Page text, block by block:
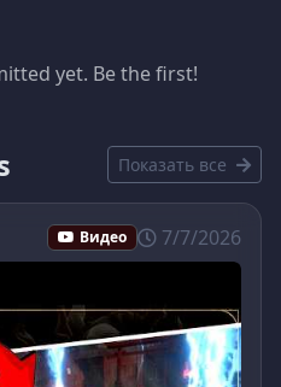
yet. Be the first!
Показать все
Видео 7/7/2026